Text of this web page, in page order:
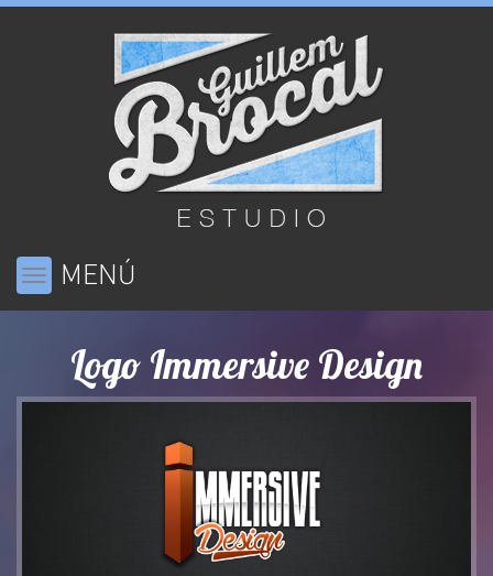
ToggleMENÚ
Logo Immersive Design